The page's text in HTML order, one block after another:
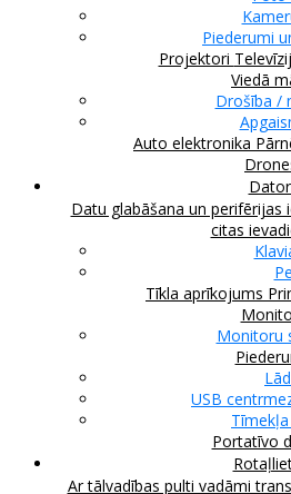
Piederumi
Projektori
Viedā
Drošība /
Auto elektronika
Datu glabāšana un perifērijas
citas
Tīkla aprīkojums
Monitoru
USB
Portatīvo
Ar tālvadības pulti vadāmi